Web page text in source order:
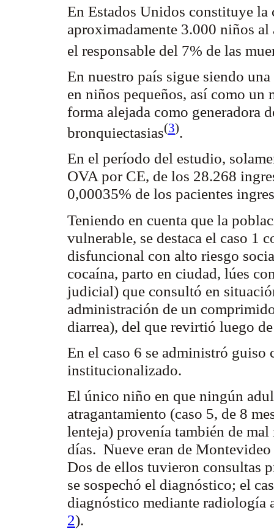
En Estados Unidos constituye la
aproximadamente 3.000 niños
el responsable del 7% de las
En nuestro país sigue siendo
en niños pequeños, así como
forma alejada como generadora
bronquiectasias(3).
En el período del estudio,
OVA por CE, de los 28.268
0,00035% de los pacientes
Teniendo en cuenta que la
vulnerable, se destaca el caso 1
disfuncional con alto riesgo
cocaína, parto en ciudad, lúes
judicial) que consultó en
administración de un
diarrea), del que revirtió luego
En el caso 6 se administró guiso
institucionalizado.
El único niño en que ningún
atragantamiento (caso 5, de 8
lenteja) provenía también de
días. Nueve eran de
Dos de ellos tuvieron consultas
se sospechó el diagnóstico; el
diagnóstico mediante radiología
2).